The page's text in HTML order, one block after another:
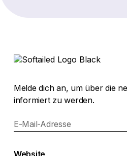
Melde dich an, um über die
informiert zu werden.
E-Mail-Adresse
Website